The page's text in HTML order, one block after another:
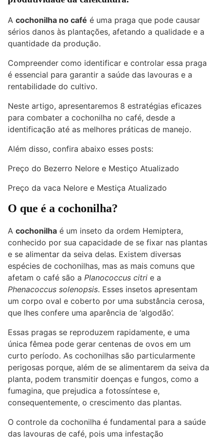
A cochonilha no café é uma praga que pode causar
sérios danos às plantações, afetando a qualidade e a
quantidade da produção.
Compreender como identificar e controlar essa praga
é essencial para garantir a saúde das lavouras e a
rentabilidade do cultivo.
Neste artigo, apresentaremos 8 estratégias eficazes
para combater a cochonilha no café, desde a
identificação até as melhores práticas de manejo.
Além disso, confira abaixo esses posts:
Preço do Bezerro Nelore e Mestiço Atualizado
Preço da vaca Nelore e Mestiça Atualizado
O que é a cochonilha?
A cochonilha é um inseto da ordem Hemiptera,
conhecido por sua capacidade de se fixar nas plantas
e se alimentar da seiva delas. Existem diversas
espécies de cochonilhas, mas as mais comuns que
afetam o café são a Planococcus citri e a
Phenacoccus solenopsis. Esses insetos apresentam
um corpo oval e coberto por uma substância cerosa,
que lhes confere uma aparência de ‘algodão’.
Essas pragas se reproduzem rapidamente, e uma
única fêmea pode gerar centenas de ovos em um
curto período. As cochonilhas são particularmente
perigosas porque, além de se alimentarem da seiva da
planta, podem transmitir doenças e fungos, como a
fumagina, que prejudica a fotossíntese e,
consequentemente, o crescimento das plantas.
O controle da cochonilha é fundamental para a saúde
das lavouras de café, pois uma infestação